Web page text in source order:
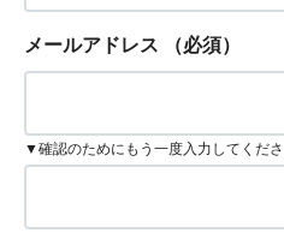
メールアドレス （必須）
▼確認のためにもう一度入力してくださ